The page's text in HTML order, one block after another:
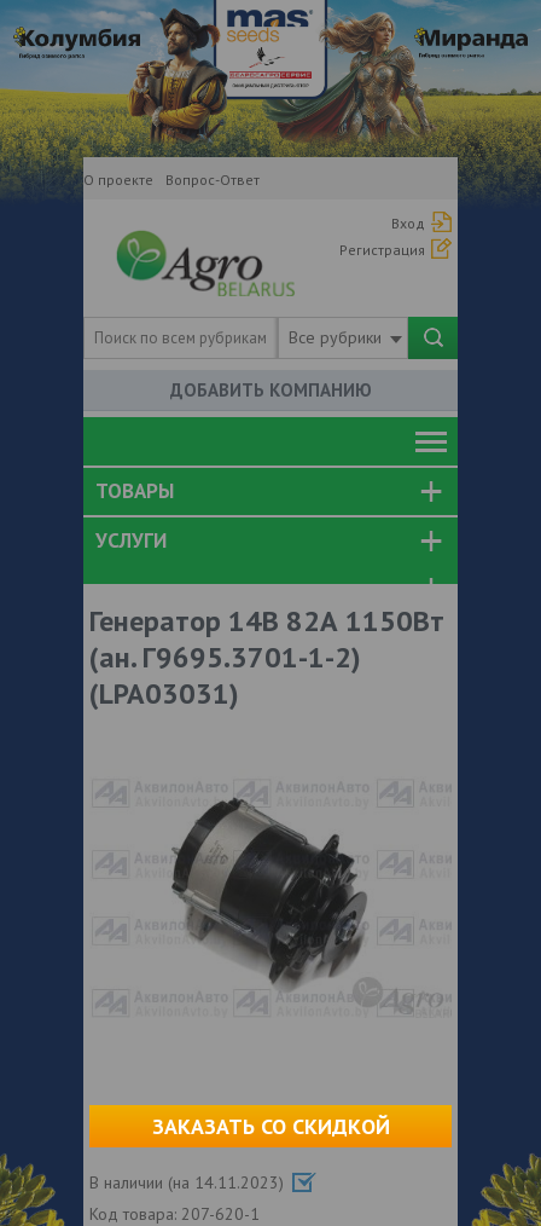
О проекте Вопрос-Ответ
Вход
Регистрация
Все рубрики
ДОБАВИТЬ КОМПАНИЮ
ТОВАРЫ
УСЛУГИ
Генератор 14В 82А 1150Вт
(ан. Г9695.3701-1-2)
(LPA03031)
ЗАКАЗАТЬ СО СКИДКОЙ
В наличии (на 14.11.2023)
Код товара: 207-620-1